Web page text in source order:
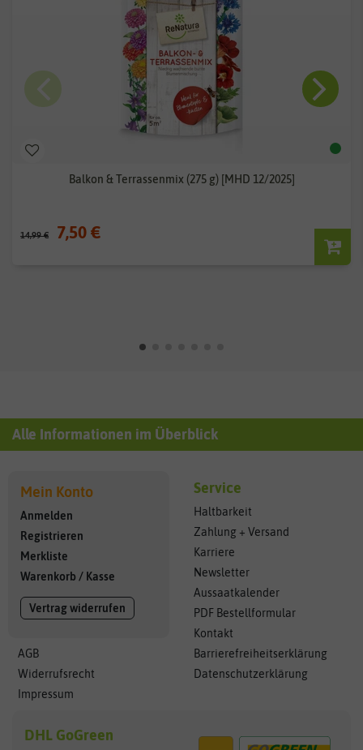
Balkon & Terrassenmix (275 g) [MHD 12/2025]
14,99 € 7,50 €
Alle Informationen im Überblick
Mein Konto
Anmelden
Registrieren
Merkliste
Warenkorb / Kasse
Vertrag widerrufen
AGB
Widerrufsrecht
Impressum
Service
Haltbarkeit
Zahlung + Versand
Karriere
Newsletter
Aussaatkalender
PDF Bestellformular
Kontakt
Barrierefreiheitserklärung
Datenschutzerklärung
DHL GoGreen